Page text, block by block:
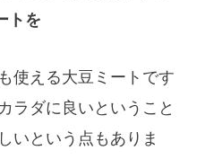
トを
使える大豆ミートです
ラダに良いということ
いという点もありま